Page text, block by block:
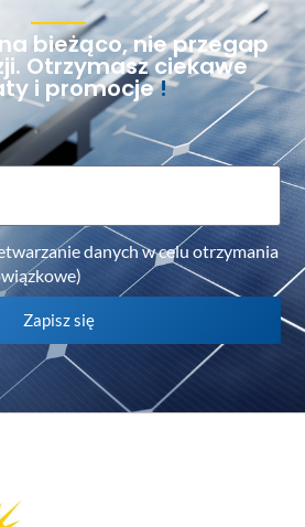
bieżąco, nie przegap
Otrzymasz ciekawe
i promocje!
danych w celu otrzymania
Zapisz się